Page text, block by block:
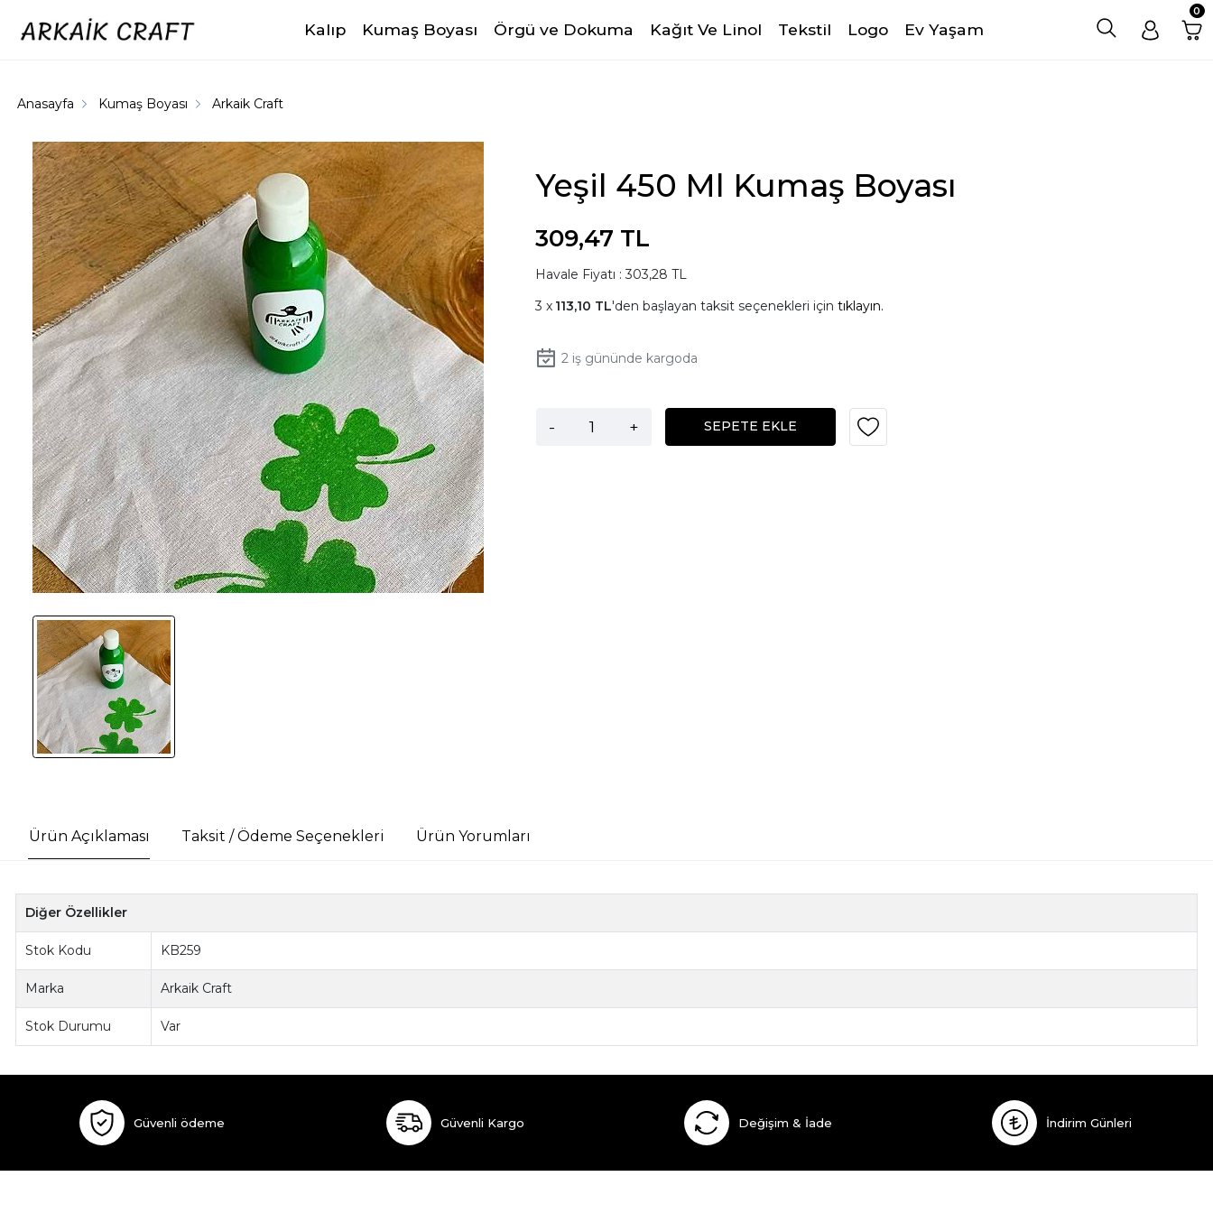
Kalıp Kumaş Boyası Örgü ve Dokuma Kağıt Ve Linol Tekstil Logo Ev Yaşam
0
Anasayfa Kumaş Boyası Arkaik Craft
Yeşil 450 Ml Kumaş Boyası
309,47 TL
Havale Fiyatı : 303,28 TL
113,10 TL'den başlayan taksit seçenekleri için tıklayın.
2 iş gününde kargoda
- + SEPETE EKLE
Ürün Açıklaması Taksit / Ödeme Seçenekleri Ürün Yorumları
Diğer Özellikler
Stok Kodu KB259
Marka Arkaik Craft
Stok Durumu Var
Güvenli ödeme Güvenli Kargo Değişim & İade İndirim Günleri